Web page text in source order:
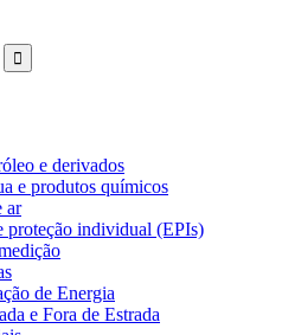
e derivados
e produtos químicos
ar
proteção individual (EPIs)
de Energia
e Fora de Estrada